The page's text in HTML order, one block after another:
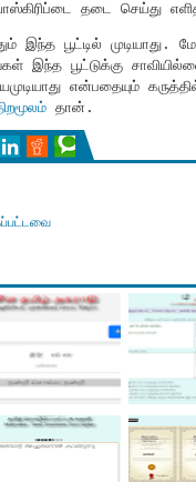
தடை செய்து
பூட்டில் முடியாது.
இந்த பூட்டுக்கு
என்பதையும்
தான்.